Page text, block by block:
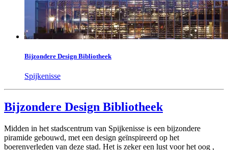
Bijzondere Design Bibliotheek
Spijkenisse
Bijzondere Design Bibliotheek
Midden in het stadscentrum van Spijkenisse is een bijzondere
piramide gebouwd, met een design geïnspireerd op het
boerenverleden van deze stad. Het is zeker een lust voor het oog ,